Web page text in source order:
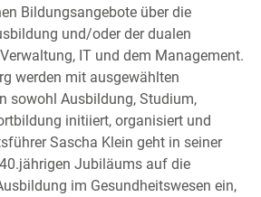
Bildungsangebote über die
und/oder der dualen
IT und dem Management.
werden mit ausgewählten
sowohl Ausbildung, Studium,
initiiert, organisiert und
Sascha Klein geht in seiner
Jubiläums auf die
im Gesundheitswesen ein,